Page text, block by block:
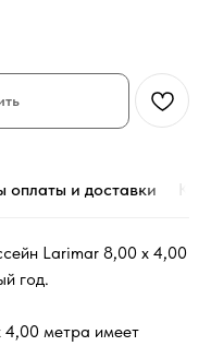
оплаты и доставки
Larimar 8,00 х 4,00
год.
4,00 метра имеет